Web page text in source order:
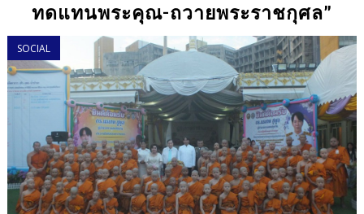
ทดแทนพระคุณ-ถวายพระราชกุศล”
SOCIAL